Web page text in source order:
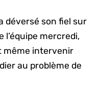
déversé son fiel sur
l’équipe mercredi,
même intervenir
au problème de